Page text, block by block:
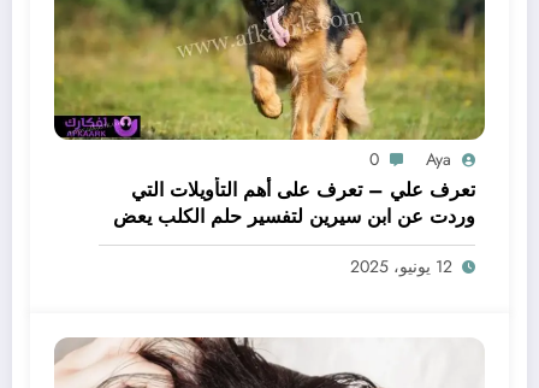
Aya
0
تعرف علي – تعرف على أهم التأويلات التي
وردت عن ابن سيرين لتفسير حلم الكلب يعض
يدي – بالتفصيل
12 يونيو، 2025